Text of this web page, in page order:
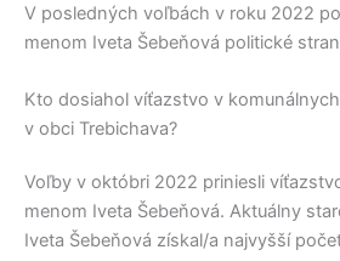
V posledných voľbách v roku 2022
menom Iveta Šebeňová politické
Kto dosiahol víťazstvo v
v obci Trebichava?
Voľby v októbri 2022 priniesli
menom Iveta Šebeňová. Aktuálny
Iveta Šebeňová získal/a najvyšší